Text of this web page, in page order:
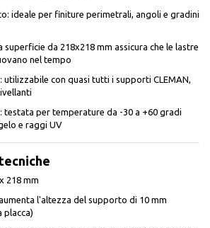
ideale per finiture perimetrali, angoli e gradini
da 218x218 mm assicura che le lastre
nel tempo
utilizzabile con quasi tutti i supporti CLEMAN,
testata per temperature da -30 a +60 gradi
e raggi UV
218 mm
l'altezza del supporto di 10 mm
placca)